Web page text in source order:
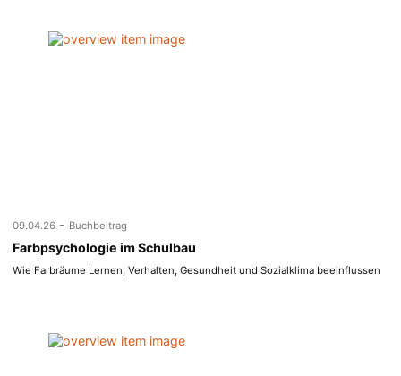
09.04.26 - Buchbeitrag
Farbpsychologie im Schulbau
Wie Farbräume Lernen, Verhalten, Gesundheit und Sozialklima beeinflussen